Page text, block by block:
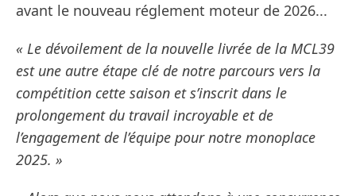
avant le nouveau réglement moteur de 2026...
« Le dévoilement de la nouvelle livrée de la MCL39
est une autre étape clé de notre parcours vers la
compétition cette saison et s’inscrit dans le
prolongement du travail incroyable et de
l’engagement de l’équipe pour notre monoplace
2025. »